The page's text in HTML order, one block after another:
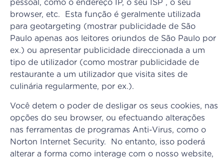
pessoal, como o endereço IP, o seu ISP , o seu
browser, etc. Esta função é geralmente utilizada
para geotargeting (mostrar publicidade de São
Paulo apenas aos leitores oriundos de São Paulo por
ex.) ou apresentar publicidade direccionada a um
tipo de utilizador (como mostrar publicidade de
restaurante a um utilizador que visita sites de
culinária regularmente, por ex.).
Você detem o poder de desligar os seus cookies, nas
opções do seu browser, ou efectuando alterações
nas ferramentas de programas Anti-Virus, como o
Norton Internet Security. No entanto, isso poderá
alterar a forma como interage com o nosso website,